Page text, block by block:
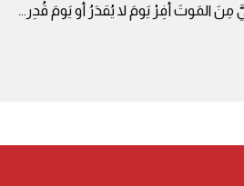
مِنَ المَوتَ أَفِرْ يَومَ لا يُقدَرُ أَو يَومَ قُدِر ...